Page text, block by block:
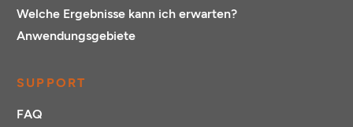
Welche Ergebnisse kann ich erwarten?
Anwendungsgebiete
SUPPORT
FAQ